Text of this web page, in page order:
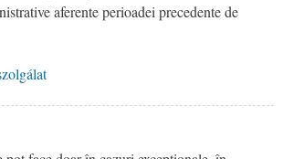
aferente perioadei precedente de